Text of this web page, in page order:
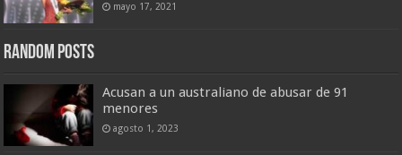
mayo 17, 2021
Random Posts
Acusan a un australiano de abusar de 91
menores
agosto 1, 2023